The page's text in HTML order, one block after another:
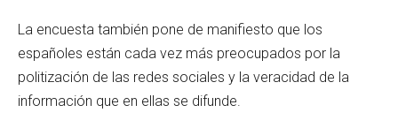
La encuesta también pone de manifiesto que los
españoles están cada vez más preocupados por la
politización de las redes sociales y la veracidad de la
información que en ellas se difunde.